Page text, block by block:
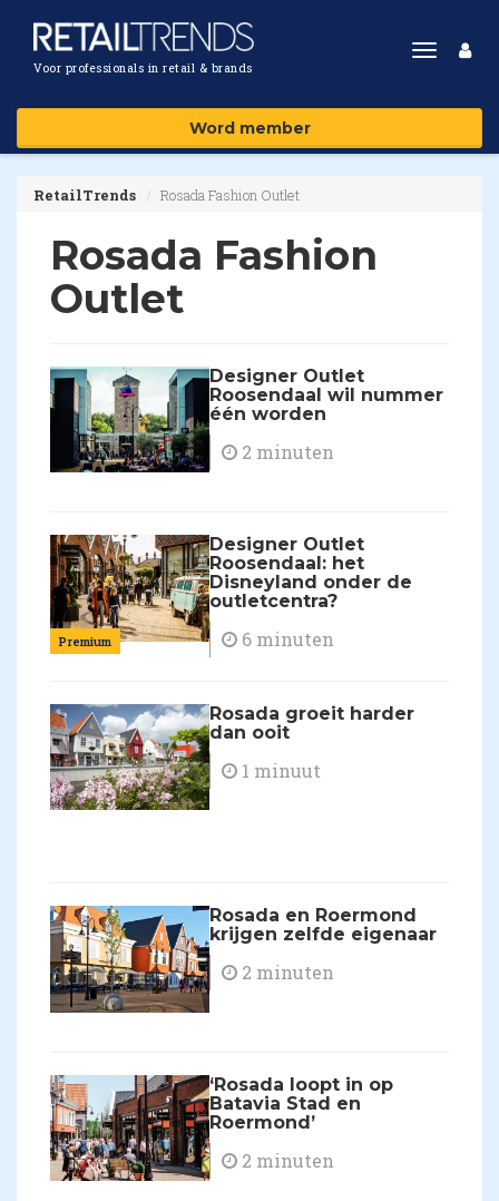
Voor professionals in retail & brands
Toggle
Word member
RetailTrends Rosada Fashion Outlet
Rosada Fashion
Outlet
Designer Outlet
Roosendaal wil nummer
één worden
2 minuten
Premium
Designer Outlet
Roosendaal: het
Disneyland onder de
outletcentra?
6 minuten
​Rosada groeit harder
dan ooit
1 minuut
Rosada en Roermond
krijgen zelfde eigenaar
2 minuten
​‘Rosada loopt in op
Batavia Stad en
Roermond’
2 minuten